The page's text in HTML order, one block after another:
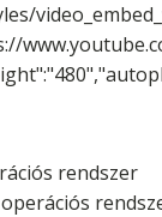
rendszer
operációs